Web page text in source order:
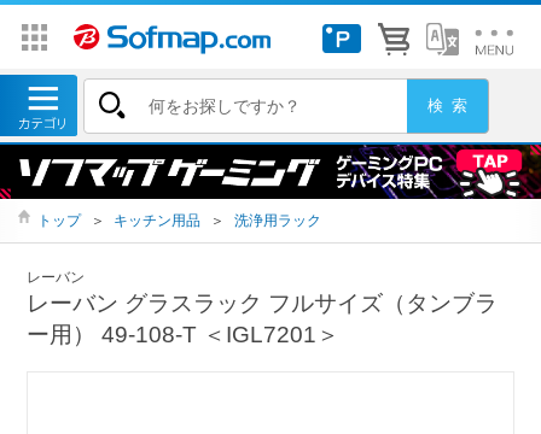
トップ ＞ キッチン用品 ＞ 洗浄用ラック
レーバン
レーバン グラスラック フルサイズ（タンブラ
ー用） 49-108-T ＜IGL7201＞